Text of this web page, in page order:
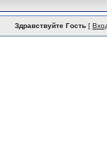
Здравствуйте Гость [